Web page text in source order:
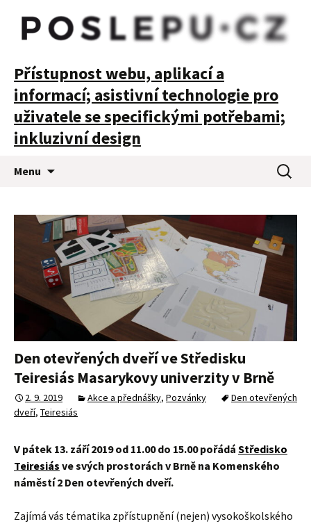
POSLEPU
Přístupnost webu, aplikací a
informací; asistivní technologie pro
uživatele se specifickými potřebami;
inkluzivní design
Menu
webu
Den otevřených dveří ve Středisku
Teiresiás Masarykovy univerzity v Brně
2. 9. 2019 Akce a přednášky, Pozvánky
Den otevřených
dveří, Teiresiás
V pátek 13. září 2019 od 11.00 do 15.00 pořádá Středisko
Teiresiás ve svých prostorách v Brně na Komenského
náměstí 2 Den otevřených dveří.
Zajímá vás tématika zpřístupnění (nejen) vysokoškolského